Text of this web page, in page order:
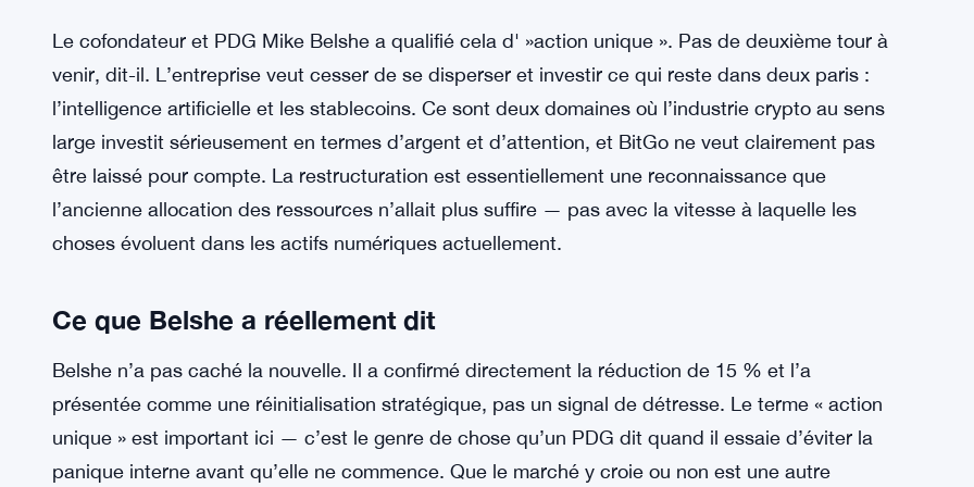
Le cofondateur et PDG Mike Belshe a qualifié cela d' »action unique ». Pas de deuxième tour à
venir, dit-il. L’entreprise veut cesser de se disperser et investir ce qui reste dans deux paris :
l’intelligence artificielle et les stablecoins. Ce sont deux domaines où l’industrie crypto au sens
large investit sérieusement en termes d’argent et d’attention, et BitGo ne veut clairement pas
être laissé pour compte. La restructuration est essentiellement une reconnaissance que
l’ancienne allocation des ressources n’allait plus suffire — pas avec la vitesse à laquelle les
choses évoluent dans les actifs numériques actuellement.
Ce que Belshe a réellement dit
Belshe n’a pas caché la nouvelle. Il a confirmé directement la réduction de 15 % et l’a
présentée comme une réinitialisation stratégique, pas un signal de détresse. Le terme « action
unique » est important ici — c’est le genre de chose qu’un PDG dit quand il essaie d’éviter la
panique interne avant qu’elle ne commence. Que le marché y croie ou non est une autre